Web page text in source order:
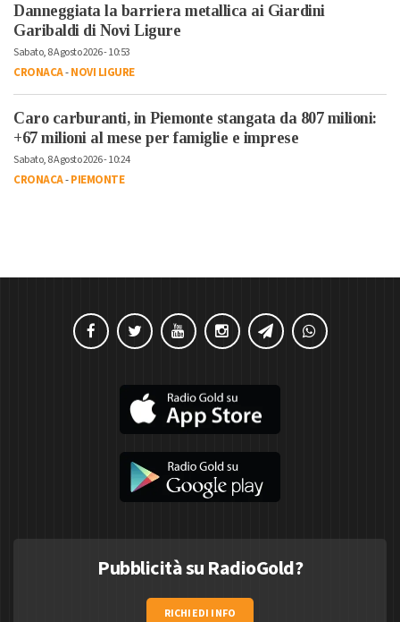
Danneggiata la barriera metallica ai Giardini
Garibaldi di Novi Ligure
Sabato, 8 Agosto 2026 - 10:53
CRONACA-NOVI LIGURE
Caro carburanti, in Piemonte stangata da 807 milioni:
+67 milioni al mese per famiglie e imprese
Sabato, 8 Agosto 2026 - 10:24
CRONACA-PIEMONTE
Pubblicità su RadioGold?
RICHIEDI INFO